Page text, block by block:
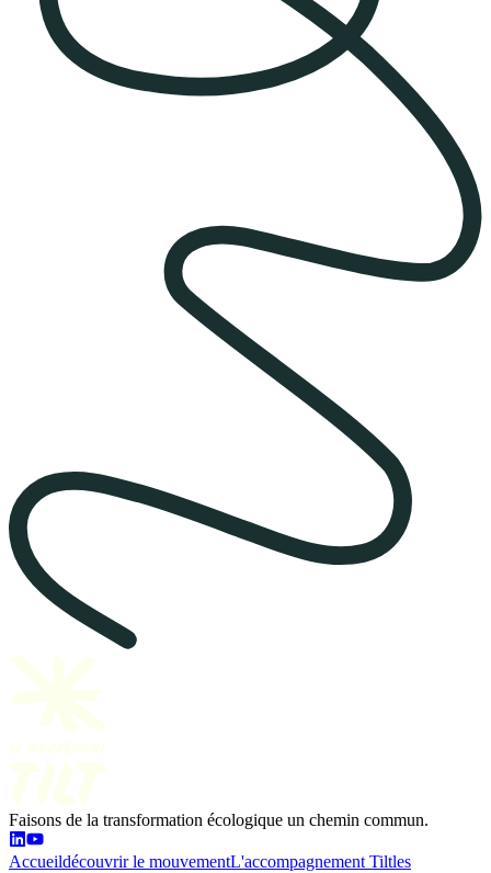
Faisons de la transformation écologique un chemin commun.
Accueildécouvrir le mouvementL'accompagnement Tiltles